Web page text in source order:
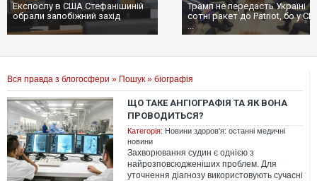
Експослу в США Стефанішиній
обрали запобіжний захід
Трамп не передасть Україні
сотні ракет до Patriot, бо у
...
Вся правда з блогосфери » Пошук » біографія
ЩО ТАКЕ АНГІОГРАФІЯ ТА ЯК ВОНА
ПРОВОДИТЬСЯ?
Категорія: Новини здоров'я: останні медичні
новини
Захворювання судин є однією з
найрозповсюдженіших проблем. Для
уточнення діагнозу використовують сучасні